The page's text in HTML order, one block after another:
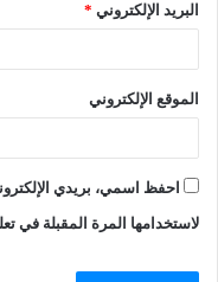
البريد الإلكتروني *
الموقع الإلكتروني
احفظ اسمي، بريدي
لاستخدامها المرة المقبلة في